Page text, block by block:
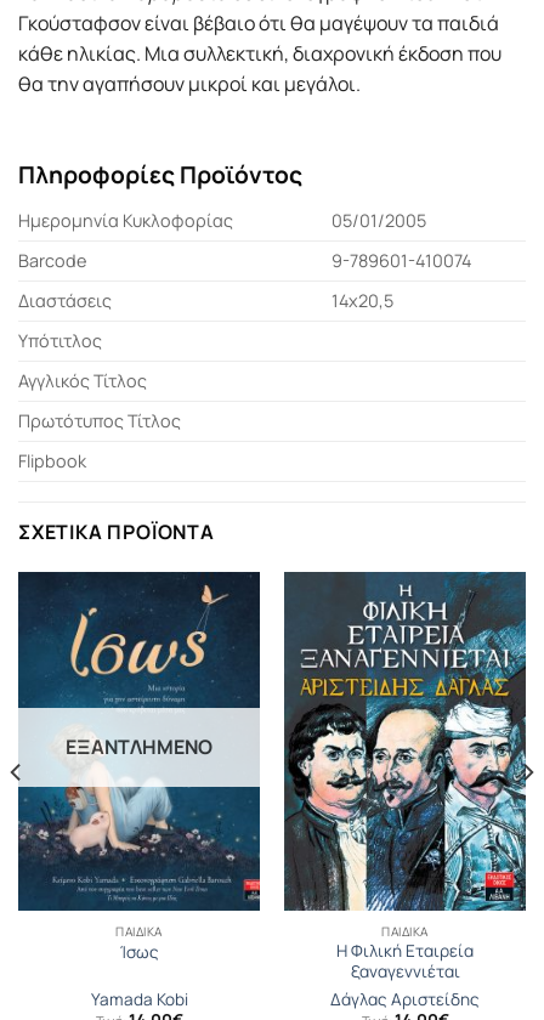
Γκούσταφσον είναι βέβαιο ότι θα μαγέψουν τα παιδιά
κάθε ηλικίας. Μια συλλεκτική, διαχρονική έκδοση που
θα την αγαπήσουν μικροί και μεγάλοι.
Πληροφορίες Προϊόντος
Ημερομηνία Κυκλοφορίας
05/01/2005
Barcode
9-789601-410074
Διαστάσεις
14x20,5
Υπότιτλος
Αγγλικός Τίτλος
Πρωτότυπος Τίτλος
Flipbook
ΣΧΕΤΙΚΆ ΠΡΟΪΌΝΤΑ
ΕΞΑΝΤΛΗΜΈΝΟ
ΠΑΙΔΙΚΆ
Ίσως
Yamada Kobi
ΠΑΙΔΙΚΆ
Η Φιλική Εταιρεία
ξαναγεννιέται
Δάγλας Αριστείδης